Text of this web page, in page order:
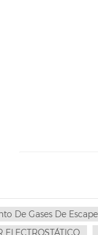
De Gases De